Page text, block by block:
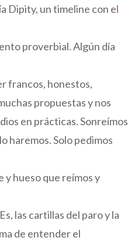
Dipity, un timeline con el
proverbial. Algún día
francos, honestos,
propuestas y nos
en prácticas. Sonreímos
haremos. Solo pedimos
y hueso que reímos y
las cartillas del paro y la
de entender el